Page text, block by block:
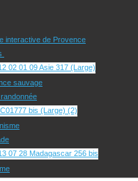
interactive de Provence
sauvage